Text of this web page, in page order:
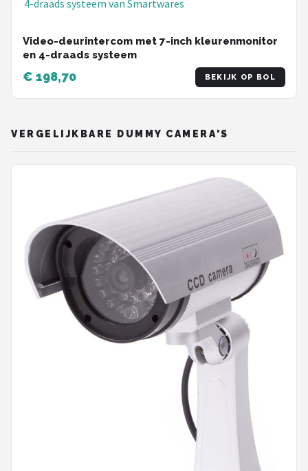
Video-deurintercom met 7-inch kleurenmonitor
en 4-draads systeem
€ 198,70 BEKIJK OP BOL
VERGELIJKBARE DUMMY CAMERA'S